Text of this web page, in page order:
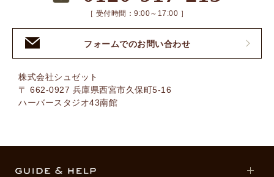
［ 受付時間：9:00～17:00 ］
フォームでのお問い合わせ
株式会社シュゼット
〒 662-0927 兵庫県西宮市久保町5-16
ハーバースタジオ43南館